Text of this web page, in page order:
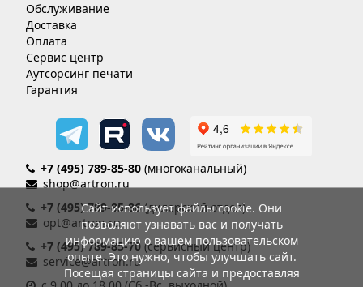
Обслуживание
Доставка
Оплата
Сервис центр
Аутсорсинг печати
Гарантия
+7 (495) 789-85-80 (многоканальный)
shop@artron.ru
+7 (495) 789-85-86(дилерский отдел)
opt@artron.ru
+7 (495) 789-85-70 (сервисный центр)
service@artron.ru
Сайт использует файлы cookie. Они
позволяют узнавать вас и получать
информацию о вашем пользовательском
опыте. Это нужно, чтобы улучшать сайт.
Посещая страницы сайта и предоставляя